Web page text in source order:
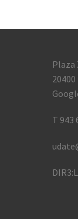
Plaza
T 943